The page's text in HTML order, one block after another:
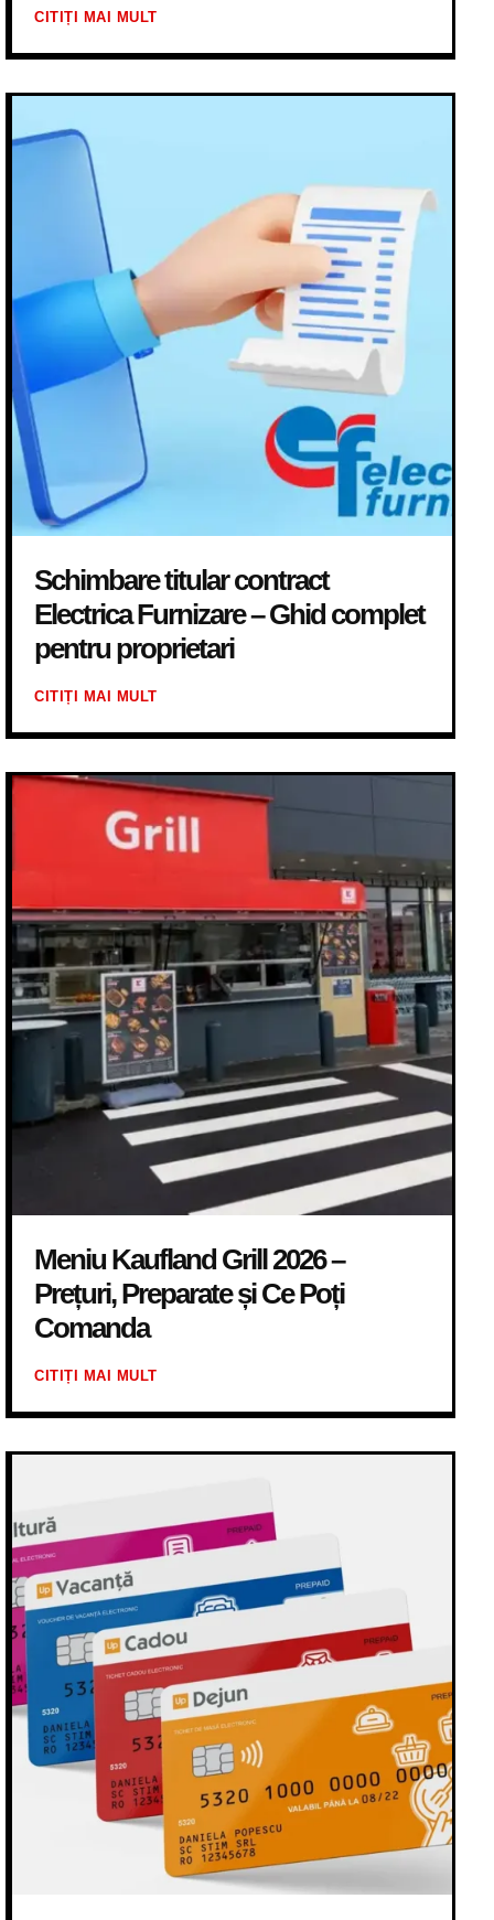
CITIȚI MAI MULT
Schimbare titular contract
Electrica Furnizare – Ghid complet
pentru proprietari
CITIȚI MAI MULT
Meniu Kaufland Grill 2026 –
Prețuri, Preparate și Ce Poți
Comanda
CITIȚI MAI MULT